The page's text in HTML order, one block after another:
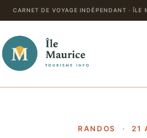
CARNET DE VOYAGE INDÉPENDANT ·
RANDOS · 21